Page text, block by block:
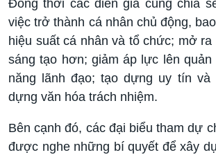
Đồng thời các diễn giả cũng chia
việc trở thành cá nhân chủ động,
hiệu suất cá nhân và tổ chức; mở
sáng tạo hơn; giảm áp lực lên quản
năng lãnh đạo; tạo dựng uy tín và
dựng văn hóa trách nhiệm.
Bên cạnh đó, các đại biểu tham dự
được nghe những bí quyết để xây